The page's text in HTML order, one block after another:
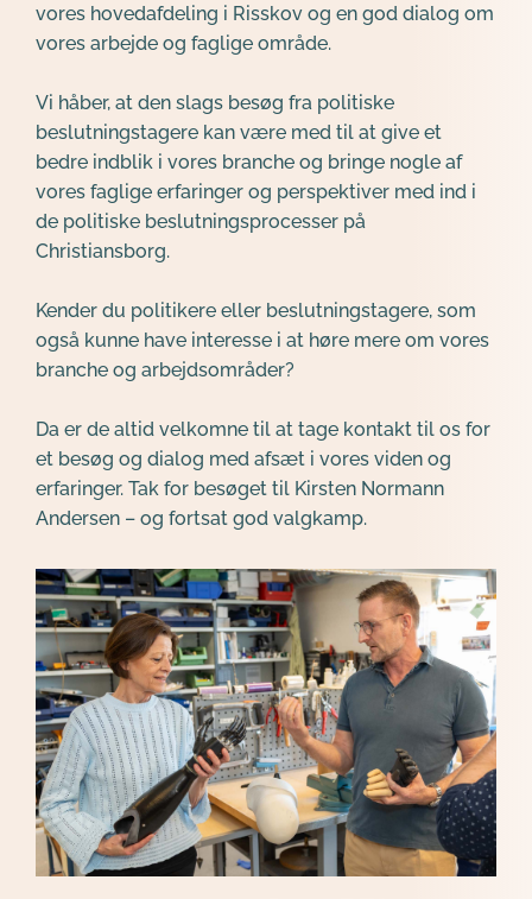
vores hovedafdeling i Risskov og en god dialog om
vores arbejde og faglige område.
Vi håber, at den slags besøg fra politiske
beslutningstagere kan være med til at give et
bedre indblik i vores branche og bringe nogle af
vores faglige erfaringer og perspektiver med ind i
de politiske beslutningsprocesser på
Christiansborg.
Kender du politikere eller beslutningstagere, som
også kunne have interesse i at høre mere om vores
branche og arbejdsområder?
Da er de altid velkomne til at tage kontakt til os for
et besøg og dialog med afsæt i vores viden og
erfaringer. Tak for besøget til Kirsten Normann
Andersen – og fortsat god valgkamp.